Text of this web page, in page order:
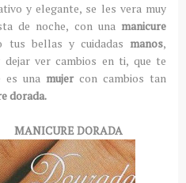
y elegante, se les vera muy
de noche, con unamanicure
bellas y cuidadas manos,
ver cambios en ti, que te
es una mujercon cambios tan
dorada.
MANICURE DORADA